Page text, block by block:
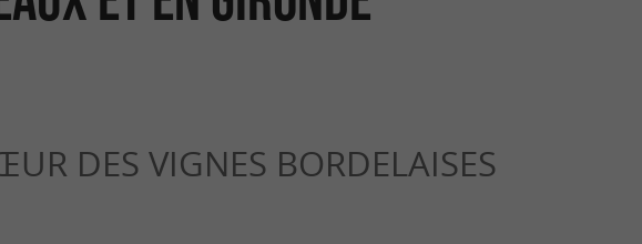
DES VIGNES BORDELAISES